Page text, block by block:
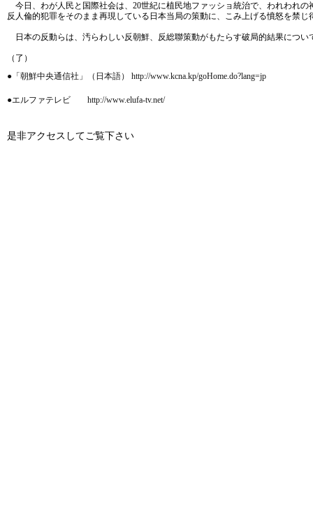
今日、わが人民と国際社会は、20世紀に植民地ファッショ統治で、われわれ
反人倫的犯罪をそのまま再現している日本当局の策動に、こみ上げる憤怒を禁じ
日本の反動らは、汚らわしい反朝鮮、反総聯策動がもたらす破局的結果につ
（了）
●「朝鮮中央通信社」（日本語） http://www.kcna.kp/goHome.do?lang=jp
●エルファテレビ http://www.elufa-tv.net/
是非アクセスしてご覧下さい